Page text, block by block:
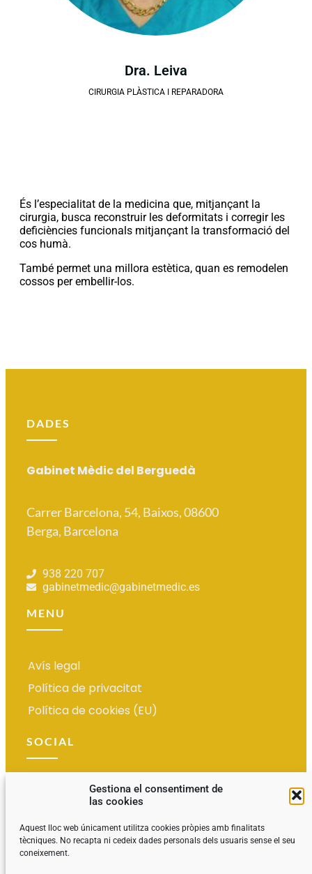
Gestiona el consentiment de
las cookies
Aquest lloc web únicament utilitza cookies pròpies amb finalitats
tècniques. No recapta ni cedeix dades personals dels usuaris sense el seu
coneixement.
Dra. Leiva
CIRURGIA PLÀSTICA I REPARADORA
És l’especialitat de la medicina que, mitjançant la
cirurgia, busca reconstruir les deformitats i corregir les
deficiències funcionals mitjançant la transformació del
cos humà.
També permet una millora estètica, quan es remodelen
cossos per embellir-los.
DADES
Gabinet Mèdic del Berguedà
Carrer Barcelona, 54, Baixos, 08600
Berga, Barcelona
938 220 707
gabinetmedic@gabinetmedic.es
MENU
Avís legal
Política de privacitat
Política de cookies (EU)
SOCIAL